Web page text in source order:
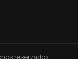
reservados.